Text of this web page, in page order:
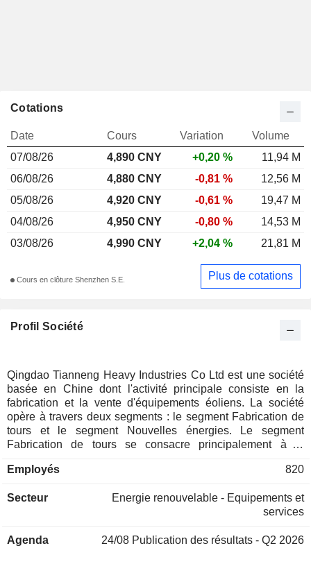
Profil Société
Qingdao Tianneng Heavy Industries Co Ltd est une société
basée en Chine dont l'activité principale consiste en la
fabrication et la vente d'équipements éoliens. La société
opère à travers deux segments : le segment Fabrication de
tours et le segment Nouvelles énergies. Le segment
Fabrication de tours se consacre principalement à la
connexes. Le segment Nouvelles énergies se concentre sur
l'exploitation de projets liés aux énergies nouvelles,
notamment l'énergie éolienne et la production d'énergie
comprennent les tours de turbines éoliennes (y compris les
Employés 820
Secteur
Energie renouvelable - Equipements et
services
Agenda 24/08 Publication des résultats - Q2 2026
Cotations
Date Cours Variation
Volume
07/08/26
4,890 CNY +0,20 %
11,94 M
06/08/26
4,880 CNY -0,81 %
12,56 M
05/08/26
4,920 CNY -0,61 %
19,47 M
04/08/26
4,950 CNY -0,80 %
14,53 M
03/08/26
4,990 CNY +2,04 % 21,81 M
Cours en clôture Shenzhen S.E. Plus de cotations